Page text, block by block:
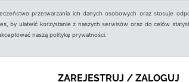
przetwarzania ich danych osobowych oraz stosuje
by ułatwić korzystanie z naszych serwisów oraz do celów
naszą politykę prywatności.
ZAREJESTRUJ / ZALOGUJ